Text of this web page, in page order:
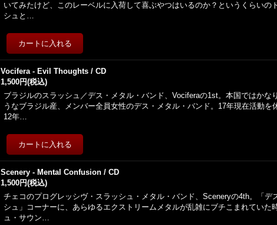
いてみたけど、このレーベルに入荷して喜ぶやつはいるのか？というくらいの
シュと…
Vocifera - Evil Thoughts / CD
1,500円(税込)
ブラジルのスラッシュ／デス・メタル・バンド、Vociferaの1st。本国ではかな
うなブラジル産、メンバー全員女性のデス・メタル・バンド。17年現在活動を
12年…
Scenery - Mental Confusion / CD
1,500円(税込)
チェコのプログレッシヴ・スラッシュ・メタル・バンド、Sceneryの4th。「デ
シュ」コーナーに、あらゆるエクストリームメタルが乱雑にブチこまれていた
ュ・サウン…